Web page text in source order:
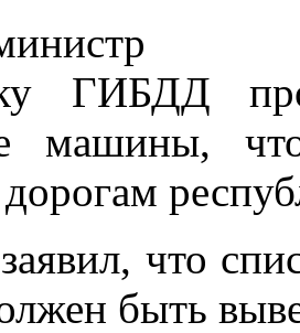
ГИБДД
машины,
что
быть